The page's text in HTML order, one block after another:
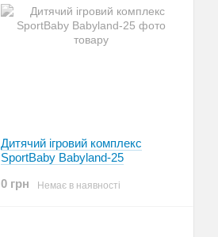
Дитячий ігровий комплекс
SportBaby Babyland-25
0 грн
Немає в наявності